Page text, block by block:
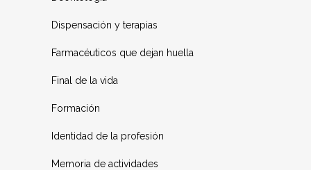
Dispensación y terapias
Farmacéuticos que dejan huella
Final de la vida
Formación
Identidad de la profesión
Memoria de actividades